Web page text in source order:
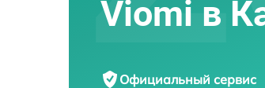
Viomi в
Официальный сервис